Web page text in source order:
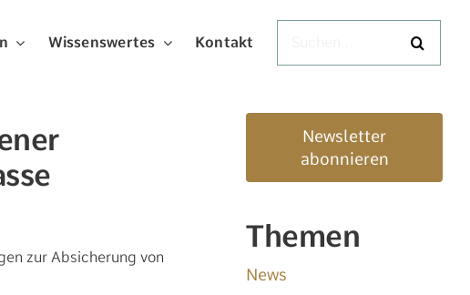
Wissenswertes Kontakt
zur Absicherung von
Newsletter
abonnieren
Themen
News